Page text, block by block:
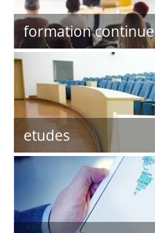
formation continue
etudes